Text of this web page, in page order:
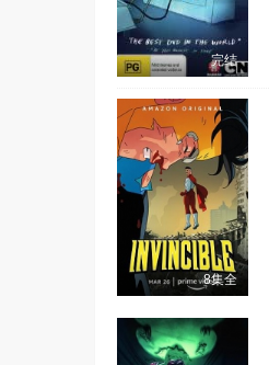
完结
8集全